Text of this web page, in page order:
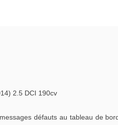
2.5 DCI 190cv
défauts au tableau de